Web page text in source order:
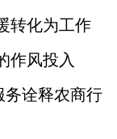
转化为工作
作风投入
务诠释农商行